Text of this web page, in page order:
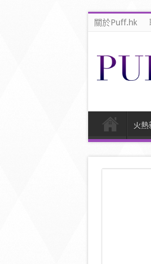
關於Puff.hk
火熱